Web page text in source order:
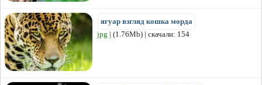
ягуар взгляд кошка морда
jpg | (1.76Mb) | скачали: 154